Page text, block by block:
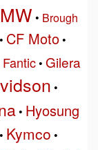
• Brough
CF Moto•
Fantic• Gilera
•
• Hyosung
• Kymco •